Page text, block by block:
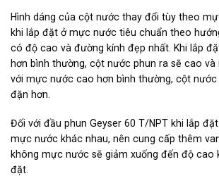
Hình dáng của cột nước thay đổi tùy theo
khi lắp đặt ở mực nước tiêu chuẩn theo
có độ cao và đường kính đẹp nhất. Khi lắp
hơn bình thường, cột nước phun ra sẽ cao
với mực nước cao hơn bình thường, cột
đặn hơn.
Đối với đầu phun Geyser 60 T/NPT khi lắp
mực nước khác nhau, nên cung cấp thêm
không mực nước sẽ giảm xuống đến độ cao
đặt.